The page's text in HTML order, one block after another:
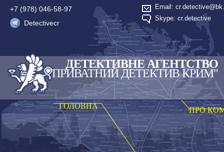
+7 (978) 046-58-97
Detectivecr
Email:
Skype: cr.detective
ДЕТЕКТИВНЕ АГЕНТСТВО
"ПРИВАТНИЙ ДЕТЕКТИВ КРИМ"
ГОЛОВНА ПРО